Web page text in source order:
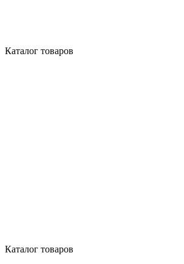
Каталог товаров
Каталог товаров